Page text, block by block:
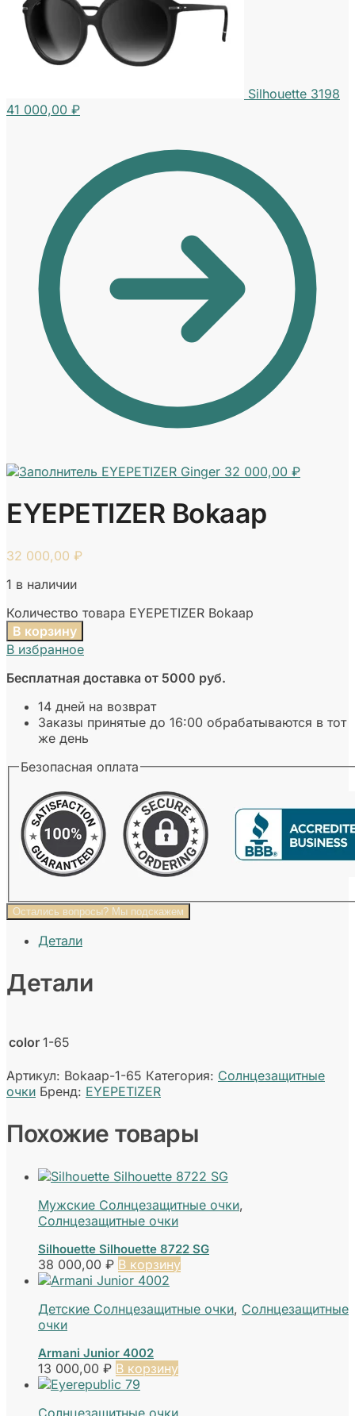
Silhouette 3198
41 000,00 ₽
EYEPETIZER Ginger 32 000,00 ₽
EYEPETIZER Bokaap
32 000,00 ₽
1 в наличии
Количество товара EYEPETIZER Bokaap
В корзину
В избранное
Бесплатная доставка от 5000 руб.
14 дней на возврат
Заказы принятые до 16:00 обрабатываются в тот
же день
Безопасная оплата
Остались вопросы? Мы подскажем
Детали
Детали
color 1-65
Артикул: Bokaap-1-65 Категория: Солнцезащитные
очки Бренд: EYEPETIZER
Похожие товары
Мужские Солнцезащитные очки,
Солнцезащитные очки
Silhouette Silhouette 8722 SG
38 000,00 ₽ В корзину
Детские Солнцезащитные очки, Солнцезащитные
очки
Armani Junior 4002
13 000,00 ₽ В корзину
Солнцезащитные очки